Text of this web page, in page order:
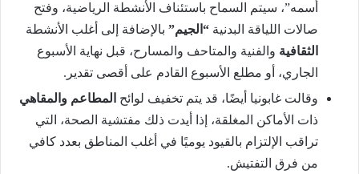
أسمه”، سيتم السماح باستئناف الأنشطة الرياضية، وفتح
صالات اللياقة البدنية “الجيم” بالإضافة إلى أغلب الأنشطة
الثقافية والفنية والمتاحف والمسارح، قبل نهاية الأسبوع
الجاري، أو مطلع الأسبوع القادم على أقصى تقدير.
وقالت غابونيا أيضًا، قد يتم تخفيف لوائح المطاعم والمقاهي
ذات الأماكن المغلقة، إذا أيدت ذلك مفتشية الصحة، التي
تراقب الإلتزام بالقيود يوميًا في أغلب المناطق بعدد كافي
من فرق التفتيش.